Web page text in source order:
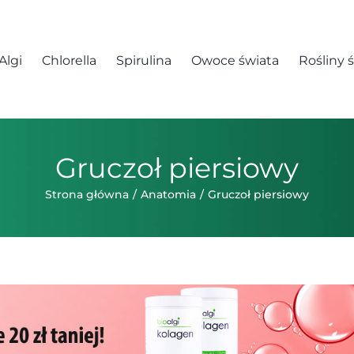
Chlorella Spirulina Owoce świata Rośliny
Gruczoł piersiowy
Strona główna Anatomia Gruczoł piersiowy